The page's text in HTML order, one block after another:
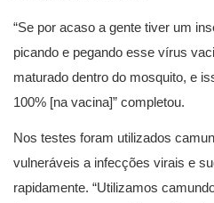
“Se por acaso a gente tiver um
picando e pegando esse vírus
maturado dentro do mosquito, e
100% [na vacina]” completou.
Nos testes foram utilizados
vulneráveis a infecções virais e
rapidamente. “Utilizamos